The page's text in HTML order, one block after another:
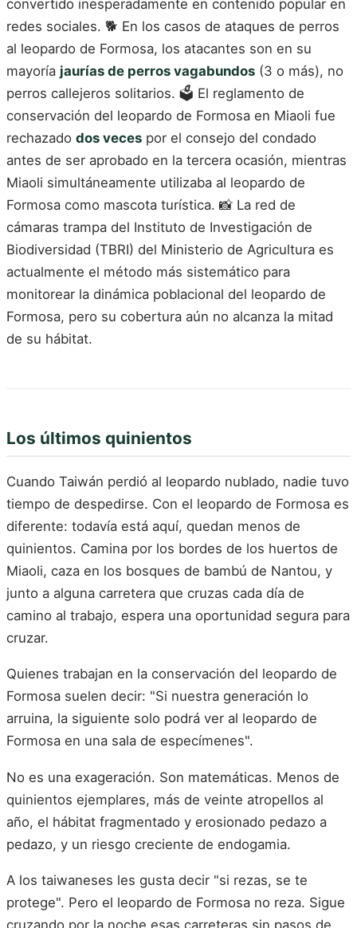
convertido inesperadamente en contenido popular en
redes sociales. 🐕 En los casos de ataques de perros
al leopardo de Formosa, los atacantes son en su
mayoría jaurías de perros vagabundos (3 o más), no
perros callejeros solitarios. 🗳️ El reglamento de
conservación del leopardo de Formosa en Miaoli fue
rechazado dos veces por el consejo del condado
antes de ser aprobado en la tercera ocasión, mientras
Miaoli simultáneamente utilizaba al leopardo de
Formosa como mascota turística. 📸 La red de
cámaras trampa del Instituto de Investigación de
Biodiversidad (TBRI) del Ministerio de Agricultura es
actualmente el método más sistemático para
monitorear la dinámica poblacional del leopardo de
Formosa, pero su cobertura aún no alcanza la mitad
de su hábitat.
Los últimos quinientos
Cuando Taiwán perdió al leopardo nublado, nadie tuvo
tiempo de despedirse. Con el leopardo de Formosa es
diferente: todavía está aquí, quedan menos de
quinientos. Camina por los bordes de los huertos de
Miaoli, caza en los bosques de bambú de Nantou, y
junto a alguna carretera que cruzas cada día de
camino al trabajo, espera una oportunidad segura para
cruzar.
Quienes trabajan en la conservación del leopardo de
Formosa suelen decir: "Si nuestra generación lo
arruina, la siguiente solo podrá ver al leopardo de
Formosa en una sala de especímenes".
No es una exageración. Son matemáticas. Menos de
quinientos ejemplares, más de veinte atropellos al
año, el hábitat fragmentado y erosionado pedazo a
pedazo, y un riesgo creciente de endogamia.
A los taiwaneses les gusta decir "si rezas, se te
protege". Pero el leopardo de Formosa no reza. Sigue